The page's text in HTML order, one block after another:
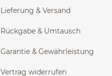
Lieferung & Versand
Rückgabe & Umtausch
Garantie & Gewährleistung
Vertrag widerrufen